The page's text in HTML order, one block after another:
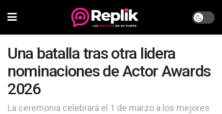
Una batalla tras otra lidera
nominaciones de Actor Awards
2026
La ceremonia celebrará el 1 de marzo a los mejores